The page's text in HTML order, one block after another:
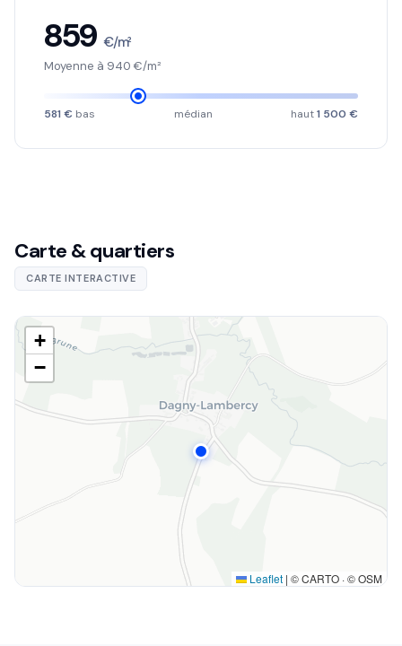
859 €/m²
Moyenne à 940 €/m²
581 € bas médian haut1 500 €
Carte & quartiers
CARTE INTERACTIVE
+
−
Leaflet | © CARTO · © OSM